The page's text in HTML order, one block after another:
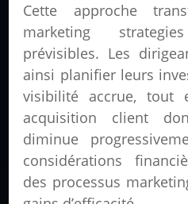
Cette approche
marketing
prévisibles. Les
ainsi planifier leurs
visibilité accrue, tout
acquisition client
diminue
considérations
des processus